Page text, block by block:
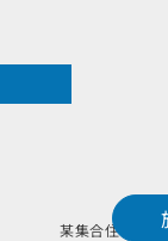
集合住宅様